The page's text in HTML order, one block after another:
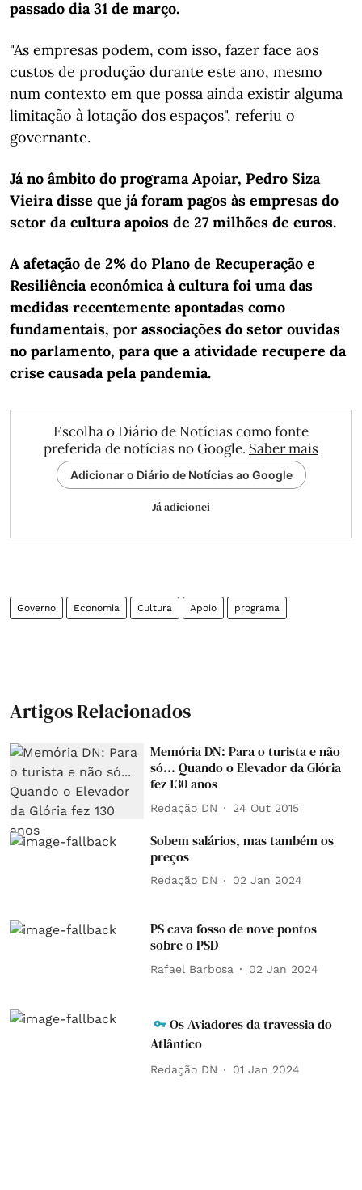
passado dia 31 de março.
"As empresas podem, com isso, fazer face aos
custos de produção durante este ano, mesmo
num contexto em que possa ainda existir alguma
limitação à lotação dos espaços", referiu o
governante.
Já no âmbito do programa Apoiar, Pedro Siza
Vieira disse que já foram pagos às empresas do
setor da cultura apoios de 27 milhões de euros.
A afetação de 2% do Plano de Recuperação e
Resiliência económica à cultura foi uma das
medidas recentemente apontadas como
fundamentais, por associações do setor ouvidas
no parlamento, para que a atividade recupere da
crise causada pela pandemia.
Escolha o Diário de Notícias como fonte
preferida de notícias no Google. Saber mais
Adicionar o Diário de Notícias ao Google
Já adicionei
Governo Economia Cultura Apoio programa
Artigos Relacionados
Memória DN: Para o turista e não
só... Quando o Elevador da Glória
fez 130 anos
Redação DN 24 Out 2015
Sobem salários, mas também os
preços
Redação DN 02 Jan 2024
PS cava fosso de nove pontos
sobre o PSD
Rafael Barbosa 02 Jan 2024
Os Aviadores da travessia do
Atlântico
Redação DN 01 Jan 2024